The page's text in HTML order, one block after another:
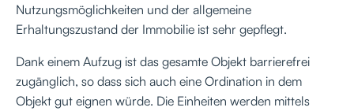
Nutzungsmöglichkeiten und der allgemeine
Erhaltungszustand der Immobilie ist sehr gepflegt.
Dank einem Aufzug ist das gesamte Objekt barrierefrei
zugänglich, so dass sich auch eine Ordination in dem
Objekt gut eignen würde. Die Einheiten werden mittels